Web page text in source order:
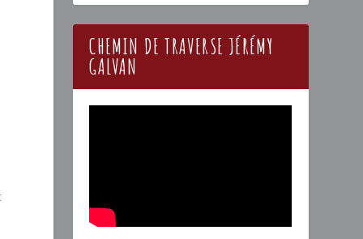
CHEMIN DE TRAVERSE JÉRÉMY
GALVAN